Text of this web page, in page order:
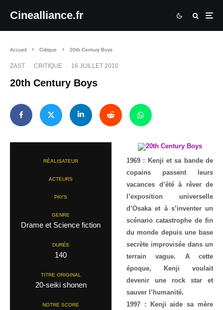
Cinealliance.fr
Accueil Critique 20th Century Boys
ZAST · CRITIQUE · 16 JUILLET 2010
20th Century Boys
RÉALISATEUR
ACTEURS
PAYS
GENRE
Drame et Science fiction
DURÉE
140
TITRE ORIGINAL
20-seiki shonen
NOTRE SCORE
1969 : Kenji et sa bande de
copains passent leurs
vacances d’été à rêver de
l’exposition universelle
d’Osaka et à s’inventer un
scénario catastrophe de fin
du monde depuis une base
secrète improvisée dans un
terrain vague. A cette
époque, Kenji voulait
devenir une rock star et
sauver l’humanité.
1997 : Kenji aide sa mère